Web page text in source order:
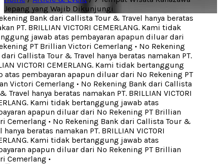
Jepang yang Wajib Dikunjungi
Bank dari Callista Tour & Travel hanya beratas
PT. BRILLIAN VICTORI CEMERLANG. Kami tidak
jawab atas pembayaran apapun diluar dari
PT Brillian Victori Cemerlang• No Rekening
Callista Tour & Travel hanya beratas namakan PT.
VICTORI CEMERLANG. Kami tidak bertanggung
pembayaran apapun diluar dari No Rekening PT
Victori Cemerlang• No Rekening Bank dari Callista
Travel hanya beratas namakan PT. BRILLIAN VICTORI
Kami tidak bertanggung jawab atas
apapun diluar dari No Rekening PT Brillian
Cemerlang• No Rekening Bank dari Callista Tour &
beratas namakan PT. BRILLIAN VICTORI
Kami tidak bertanggung jawab atas
apapun diluar dari No Rekening PT Brillian
Cemerlang•